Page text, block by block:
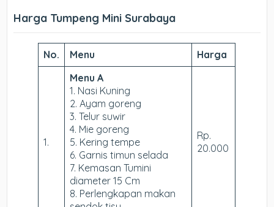
Harga Tumpeng Mini Surabaya
No. Menu Harga
1.
Menu A
1. Nasi Kuning
2. Ayam goreng
3. Telur suwir
4. Mie goreng
5. Kering tempe
6. Garnis timun selada
7. Kemasan Tumini
diameter 15 Cm
8. Perlengkapan makan
Rp.
20.000